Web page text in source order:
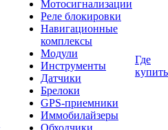
Мотосигнализации
Реле блокировки
Навигационные
комплексы
Модули
Инструменты
Датчики
Брелоки
GPS-приемники
Иммобилайзеры
Обходчики
Где
купить